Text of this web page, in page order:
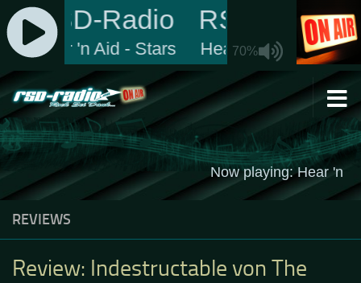
Zum Inhalt springen
REVIEWS
Review: Indestructable von The